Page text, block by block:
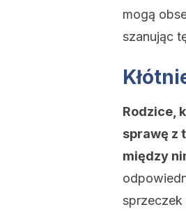
mogą
szanując
Rodzice,
sprawę z
między
sprzeczek